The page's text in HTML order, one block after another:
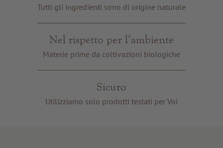
Buoni regalo
Servizi e informazioni
Tutti gli ingredienti sono di origine naturale
Nel rispetto per l‘ambiente
Materie prime da coltivazioni biologiche
Sicuro
Utilizziamo solo prodotti testati per Voi